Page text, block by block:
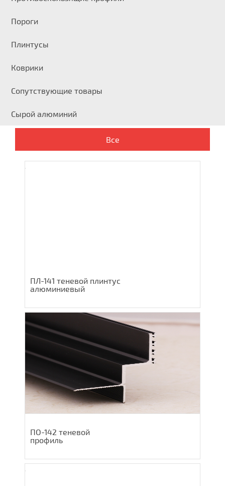
Пороги
Плинтусы
Коврики
Сопутствующие товары
Сырой алюминий
Все
ПЛ-141 теневой плинтус
алюминиевый
ПО-142 теневой
профиль